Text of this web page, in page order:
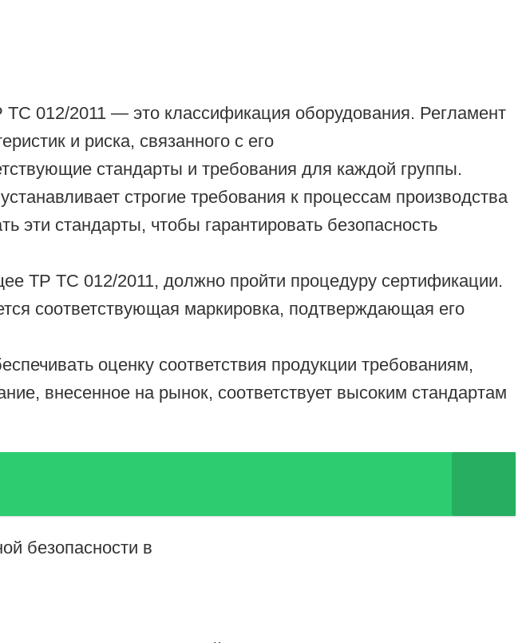
012/2011 — это классификация оборудования. Регламент
и риска, связанного с его
стандарты и требования для каждой группы.
строгие требования к процессам производства
эти стандарты, чтобы гарантировать безопасность
ТР ТС 012/2011, должно пройти процедуру сертификации.
соответствующая маркировка, подтверждающая его
оценку соответствия продукции требованиям,
внесенное на рынок, соответствует высоким стандартам